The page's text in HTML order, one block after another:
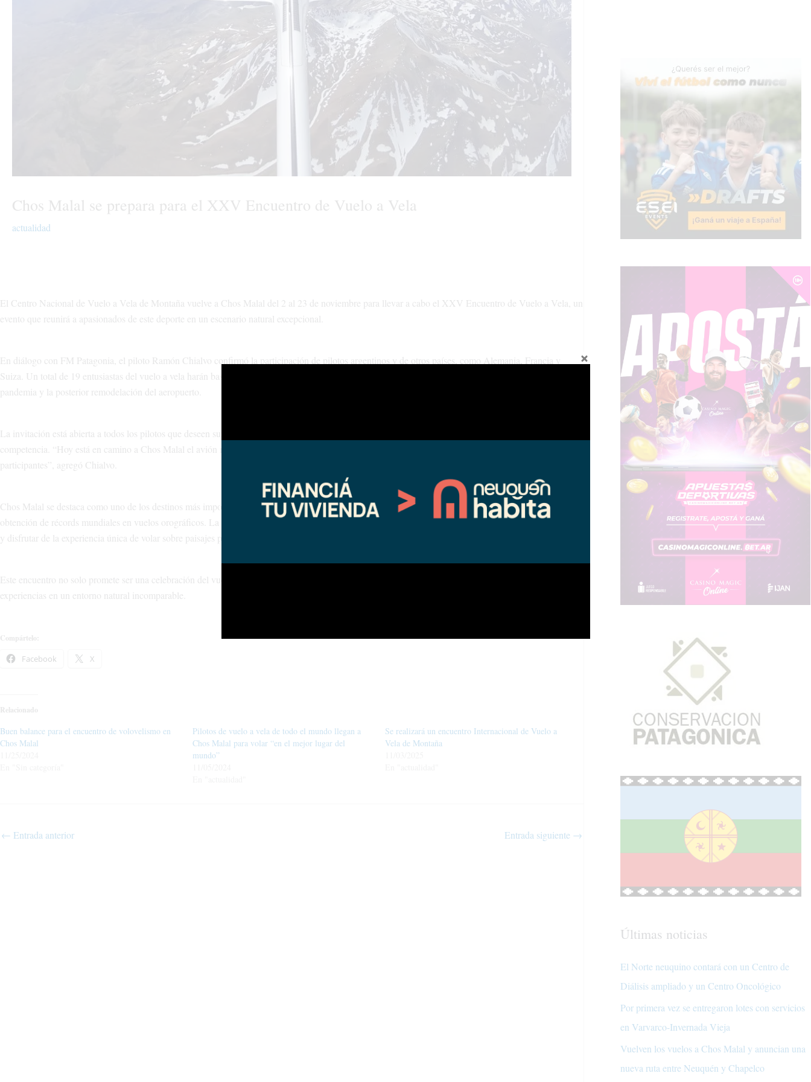
Chos Malal se prepara para el XXV Encuentro de Vuelo a Vela
actualidad
El Centro Nacional de Vuelo a Vela de Montaña vuelve a Chos Malal del 2 al 23 de noviembre para llevar a cabo el XXV Encuentro de Vuelo a Vela, un
evento que reunirá a apasionados de este deporte en un escenario natural excepcional.
En diálogo con FM Patagonia, el piloto Ramón Chialvo confirmó la participación de pilotos argentinos y de otros países, como Alemania, Francia y
Suiza. Un total de 19 entusiastas del vuelo a vela harán base en el Aeródromo Oscar Reguera, luego de un período de inactividad causado por la
pandemia y la posterior remodelación del aeropuerto.
La invitación está abierta a todos los pilotos que deseen sumarse con sus planeadores, creando un ambiente inclusivo y propicio para el aprendizaje y la
competencia. “Hoy está en camino a Chos Malal el avión remolcador, y contaremos con asistencia en pista, provisión de oxígeno y hangares para los
participantes”, agregó Chialvo.
Chos Malal se destaca como uno de los destinos más importantes para el vuelo a vela de montaña en el país, ofreciendo condiciones ideales para la
obtención de récords mundiales en vuelos orográficos. La Cordillera del Viento y la de los Andes brindan la oportunidad de realizar vuelos de gran altura
y disfrutar de la experiencia única de volar sobre paisajes patagónicos impresionantes, como el Domuyo y el Tromen.
Este encuentro no solo promete ser una celebración del vuelo a vela, sino también una oportunidad para fortalecer la comunidad de pilotos y compartir
experiencias en un entorno natural incomparable.
Compártelo:
Facebook X
Relacionado
Buen balance para el encuentro de volovelismo en
Chos Malal
Pilotos de vuelo a vela de todo el mundo llegan a
Chos Malal para volar “en el mejor lugar del
mundo”
Se realizará un encuentro Internacional de Vuelo a
Vela de Montaña
← Entrada anterior Entrada siguiente →
Últimas noticias
El Norte neuquino contará con un Centro de
Diálisis ampliado y un Centro Oncológico
Por primera vez se entregaron lotes con servicios
en Varvarco-Invernada Vieja
Vuelven los vuelos a Chos Malal y anuncian una
nueva ruta entre Neuquén y Chapelco